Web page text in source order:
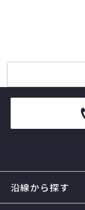
沿線から探す